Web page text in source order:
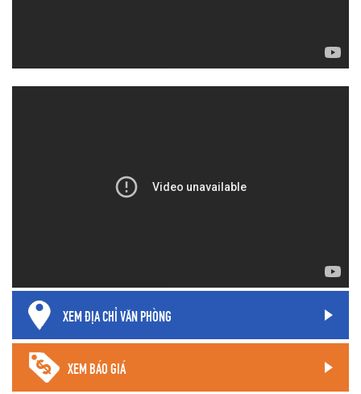
XEM ĐỊA CHỈ VĂN PHÒNG
XEM BÁO GIÁ